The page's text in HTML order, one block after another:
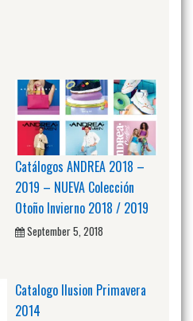
Catálogos ANDREA 2018 –
2019 – NUEVA Colección
Otoño Invierno 2018 / 2019
September 5, 2018
Catalogo Ilusion Primavera
2014